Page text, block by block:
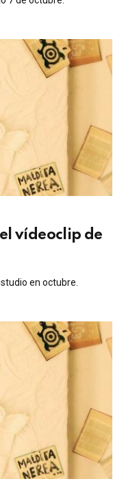
vídeoclip de
en octubre.